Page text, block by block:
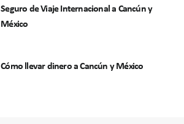
Seguro de Viaje Internacional a Cancún y
México
Cómo llevar dinero a Cancún y México